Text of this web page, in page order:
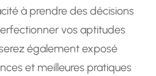
à prendre des décisions
vos aptitudes
également exposé
et meilleures pratiques